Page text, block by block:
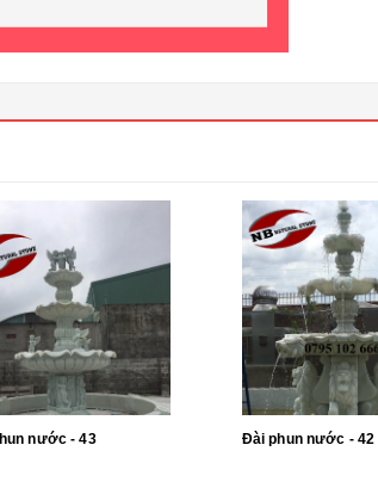
nước - 43 Đài phun nước - 42